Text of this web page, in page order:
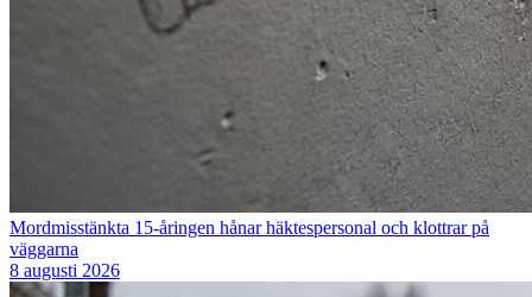
Mordmisstänkta 15-åringen hånar häktespersonal och klottrar på
väggarna
8 augusti 2026